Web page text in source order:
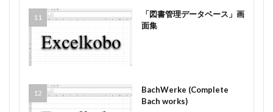
「図書管理データベース」画
面集
BachWerke (Complete
Bach works)